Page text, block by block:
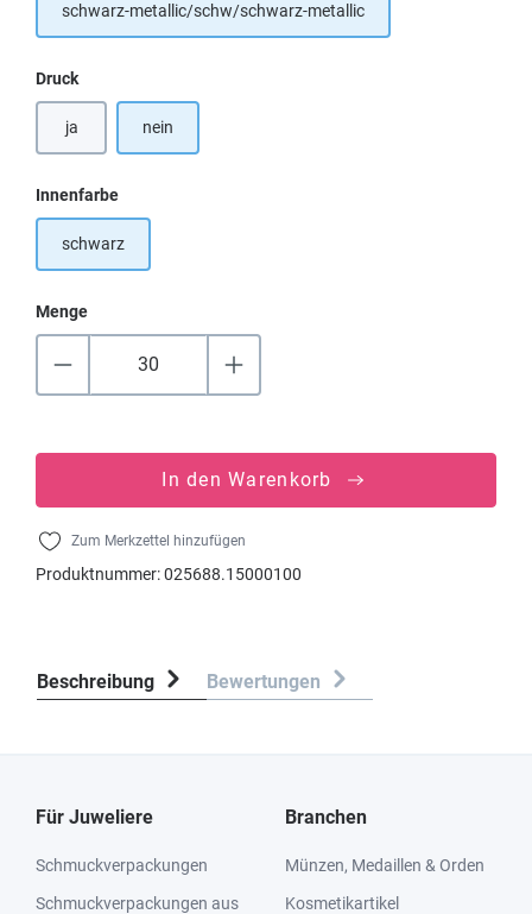
schwarz-metallic/schw/schwarz-metallic
Druckauswählen
ja nein
Innenfarbeauswählen
schwarz
Menge
In den Warenkorb
Zum Merkzettel hinzufügen
Produktnummer:025688.15000100
Beschreibung Bewertungen
Für Juweliere
Schmuckverpackungen
Schmuckverpackungen aus
Branchen
Münzen, Medaillen & Orden
Kosmetikartikel